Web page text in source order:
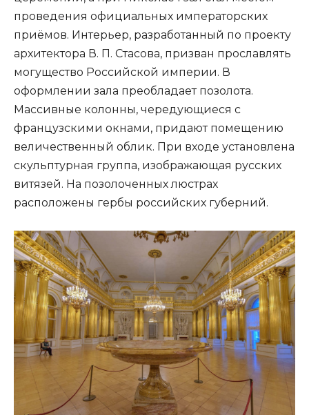
проведения официальных императорских
приёмов. Интерьер, разработанный по проекту
архитектора В. П. Стасова, призван прославлять
могущество Российской империи. В
оформлении зала преобладает позолота.
Массивные колонны, чередующиеся с
французскими окнами, придают помещению
величественный облик. При входе установлена
скульптурная группа, изображающая русских
витязей. На позолоченных люстрах
расположены гербы российских губерний.